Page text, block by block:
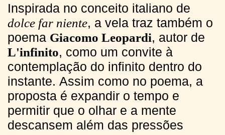
Inspirada no conceito italiano de
dolce far niente, a vela traz também o
poema Giacomo Leopardi, autor de
L'infinito, como um convite à
contemplação do infinito dentro do
instante. Assim como no poema, a
proposta é expandir o tempo e
permitir que o olhar e a mente
descansem além das pressões